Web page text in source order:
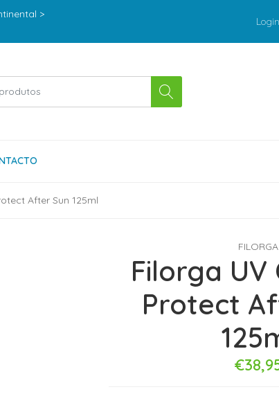
>
After Sun 125ml
FILORGA
Filorga UV
Protect